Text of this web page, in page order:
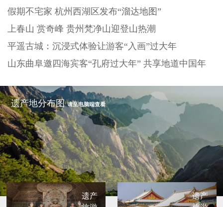
假期不宅家 杭州西湖区发布“溜达地图”
上春山 赏奇峰 贵州梵净山迎登山热潮
平遥古城：沉浸式体验让游客“入画”过大年
山东曲阜邀四海宾客“孔府过大年” 共享地道中国年
遗产地分布图请至电脑端查看
遗产
遗产